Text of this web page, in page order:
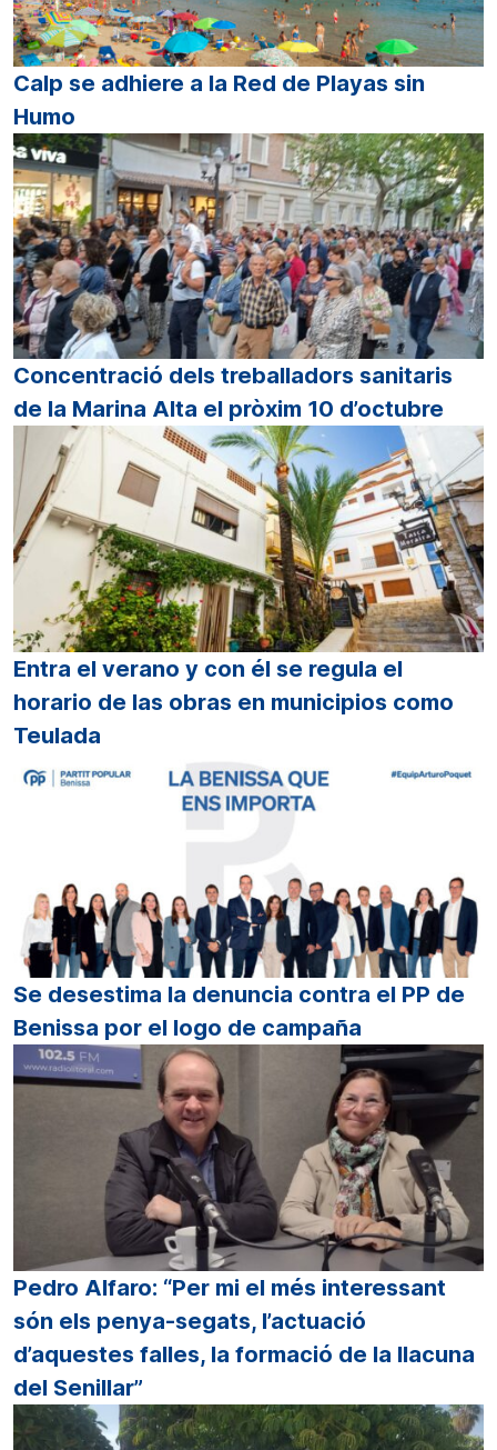
Calp se adhiere a la Red de Playas sin
Humo
Concentració dels treballadors sanitaris
de la Marina Alta el pròxim 10 d’octubre
Entra el verano y con él se regula el
horario de las obras en municipios como
Teulada
Se desestima la denuncia contra el PP de
Benissa por el logo de campaña
Pedro Alfaro: “Per mi el més interessant
són els penya-segats, l’actuació
d’aquestes falles, la formació de la llacuna
del Senillar”